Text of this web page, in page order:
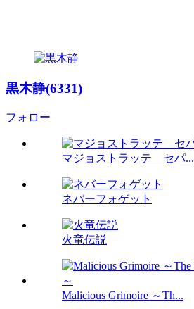
黒木静(6331)
フォロー
マジョストラッテ セパ...
ネバーフォゲット
火竜伝説
Malicious Grimoire ～Th...